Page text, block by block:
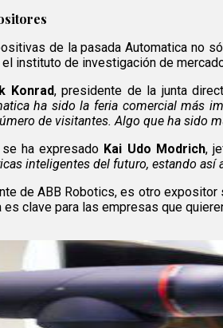
de la pasada Automatica no
instituto de investigación de
Konrad, presidente de la junta
ha sido la feria comercial más
de visitantes. Algo que ha sido
ha expresado Kai Udo Modrich,
inteligentes del futuro, estando
de ABB Robotics, es otro
es clave para las empresas que